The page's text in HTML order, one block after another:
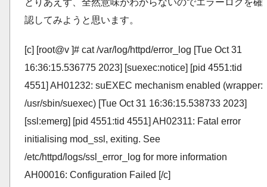
とりあえず、全然意味がわからないのでエラーログを確
認してみようと思います。
[c] [root@v ]# cat /var/log/httpd/error_log [Tue Oct 31
16:36:15.536775 2023] [suexec:notice] [pid 4551:tid
4551] AH01232: suEXEC mechanism enabled (wrapper:
/usr/sbin/suexec) [Tue Oct 31 16:36:15.538733 2023]
[ssl:emerg] [pid 4551:tid 4551] AH02311: Fatal error
initialising mod_ssl, exiting. See
/etc/httpd/logs/ssl_error_log for more information
AH00016: Configuration Failed [/c]